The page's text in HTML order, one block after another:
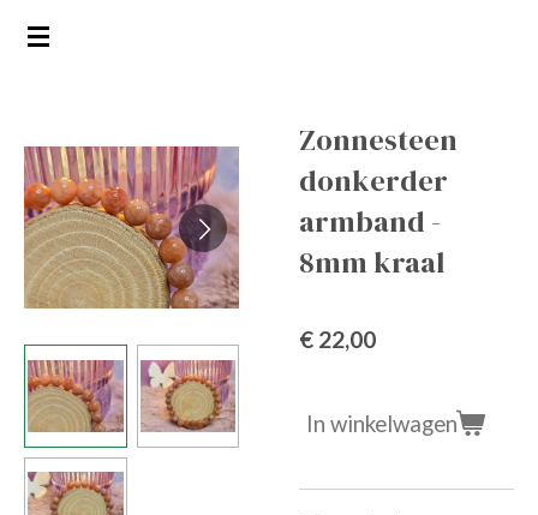
Ga
hoofdinhoud
Zonnesteen
donkerder
armband -
8mm kraal
€ 22,00
In winkelwagen